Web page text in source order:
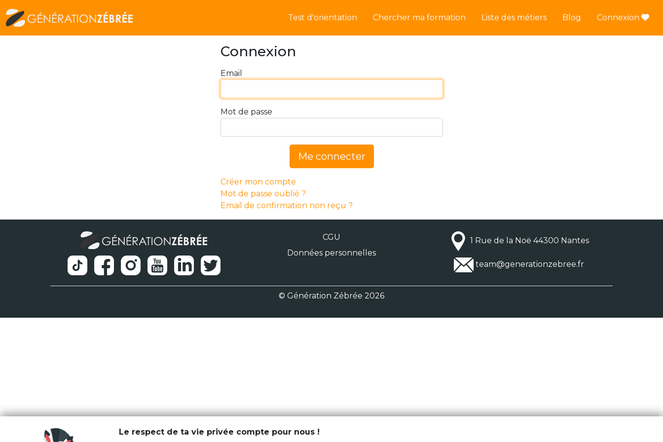
Test d'orientation Chercher ma formation Liste des métiers Blog Connexion
Connexion
Email
Mot de passe
Me connecter
Créer mon compte
Mot de passe oublié ?
Email de confirmation non reçu ?
CGU
Données personnelles
1 Rue de la Noë 44300 Nantes
team@generationzebree.fr
© Génération Zébrée 2026
Le respect de ta vie privée compte pour nous !